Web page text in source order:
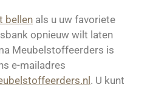
bellen als u uw favoriete
opnieuw wilt laten
Meubelstoffeerders is
e-mailadres
. U kunt